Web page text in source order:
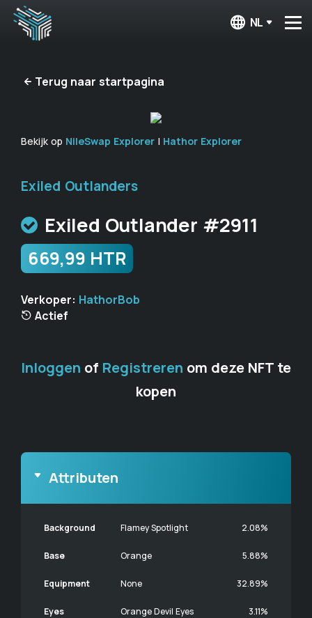
NL
Terug naar startpagina
Bekijk op NileSwap Explorer | Hathor Explorer
Exiled Outlanders
Exiled Outlander #2911
669,99 HTR
Verkoper: HathorBob
Actief
Inloggen of Registreren om deze NFT te
kopen
Attributen
Background Flamey Spotlight 2.08%
Base Orange 5.88%
Equipment None 32.89%
Eyes Orange Devil Eyes 3.11%